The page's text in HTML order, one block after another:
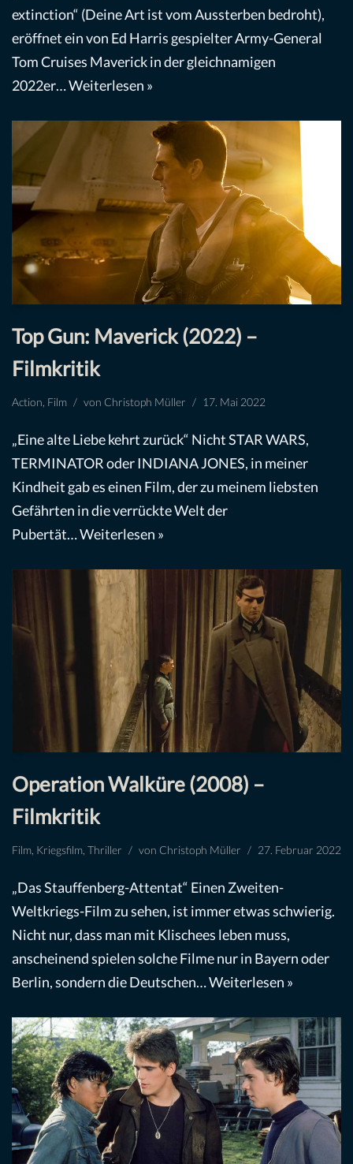
extinction“ (Deine Art ist vom Aussterben bedroht),
eröffnet ein von Ed Harris gespielter Army-General
Tom Cruises Maverick in der gleichnamigen
2022er…Weiterlesen »
Top Gun: Maverick (2022) –
Filmkritik
Action Film von Christoph Müller 17. Mai 2022
„Eine alte Liebe kehrt zurück“ Nicht STAR WARS,
TERMINATOR oder INDIANA JONES, in meiner
Kindheit gab es einen Film, der zu meinem liebsten
Gefährten in die verrückte Welt der
Pubertät…Weiterlesen »
Operation Walküre (2008) –
Filmkritik
Film, Kriegsfilm, Thriller von Christoph Müller 27. Februar 2022
„Das Stauffenberg-Attentat“ Einen Zweiten-
Weltkriegs-Film zu sehen, ist immer etwas schwierig.
Nicht nur, dass man mit Klischees leben muss,
anscheinend spielen solche Filme nur in Bayern oder
Berlin, sondern die Deutschen…Weiterlesen »